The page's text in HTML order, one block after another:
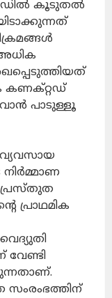
കൂടുതൽ
അധിക
കണക്റ്റഡ്
പാടുള്ളൂ
വ്യവസായ
നിർമ്മാണ
പ്രസ്തുത
പ്രാഥമിക
വേണ്ടി